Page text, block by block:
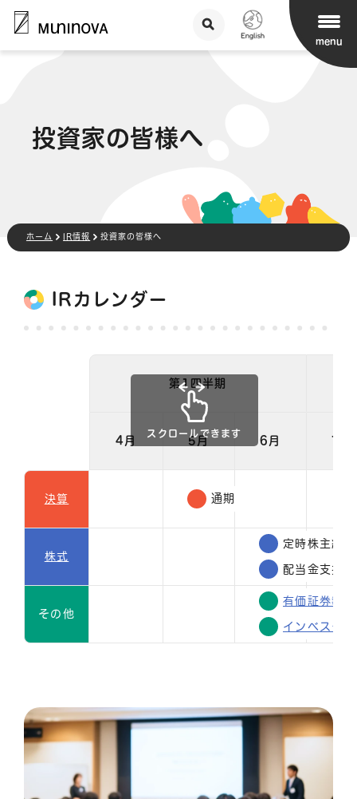
menu
投資家の皆様へ
ホーム IR情報 投資家の皆様へ
IRカレンダー
第1四半期
4月 5月 6月 7月
決算 通期
株式
定時株主総会
配当金支払
その他
有価証券報
インベスタ
スクロールできます